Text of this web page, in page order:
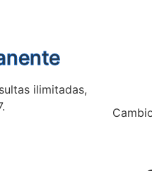
ilimitadas,